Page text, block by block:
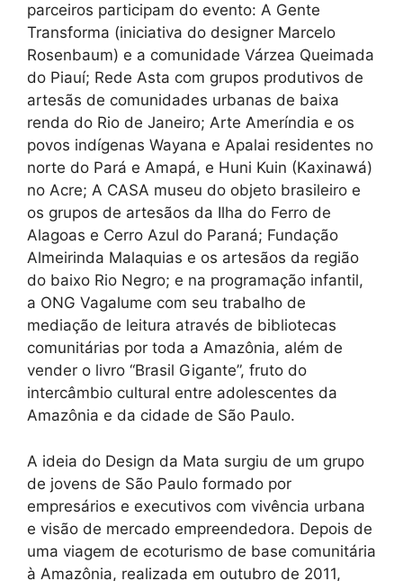
parceiros participam do evento: A Gente
Transforma (iniciativa do designer Marcelo
Rosenbaum) e a comunidade Várzea Queimada
do Piauí; Rede Asta com grupos produtivos de
artesãs de comunidades urbanas de baixa
renda do Rio de Janeiro; Arte Ameríndia e os
povos indígenas Wayana e Apalai residentes no
norte do Pará e Amapá, e Huni Kuin (Kaxinawá)
no Acre; A CASA museu do objeto brasileiro e
os grupos de artesãos da Ilha do Ferro de
Alagoas e Cerro Azul do Paraná; Fundação
Almeirinda Malaquias e os artesãos da região
do baixo Rio Negro; e na programação infantil,
a ONG Vagalume com seu trabalho de
mediação de leitura através de bibliotecas
comunitárias por toda a Amazônia, além de
vender o livro “Brasil Gigante”, fruto do
intercâmbio cultural entre adolescentes da
Amazônia e da cidade de São Paulo.
A ideia do Design da Mata surgiu de um grupo
de jovens de São Paulo formado por
empresários e executivos com vivência urbana
e visão de mercado empreendedora. Depois de
uma viagem de ecoturismo de base comunitária
à Amazônia, realizada em outubro de 2011,